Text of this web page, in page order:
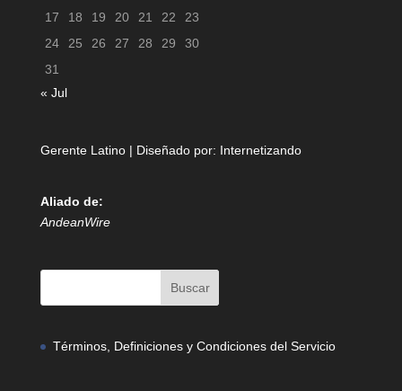
17
18 19 20 21 22
23
24
25 26 27 28 29
30
31
« Jul
Gerente Latino | Diseñado por: Internetizando
Aliado de:
AndeanWire
Términos, Definiciones y Condiciones del Servicio